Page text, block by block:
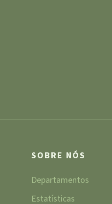
SOBRE NÓS
Departamentos
Estatísticas